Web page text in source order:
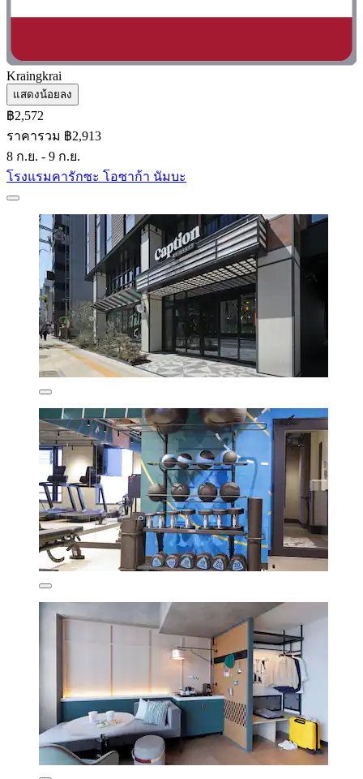
Kraingkrai
แสดงน้อยลง
฿2,572
ราคารวม ฿2,913
8 ก.ย. - 9 ก.ย.
โรงแรมคารักซะ โอซาก้า นัมบะ